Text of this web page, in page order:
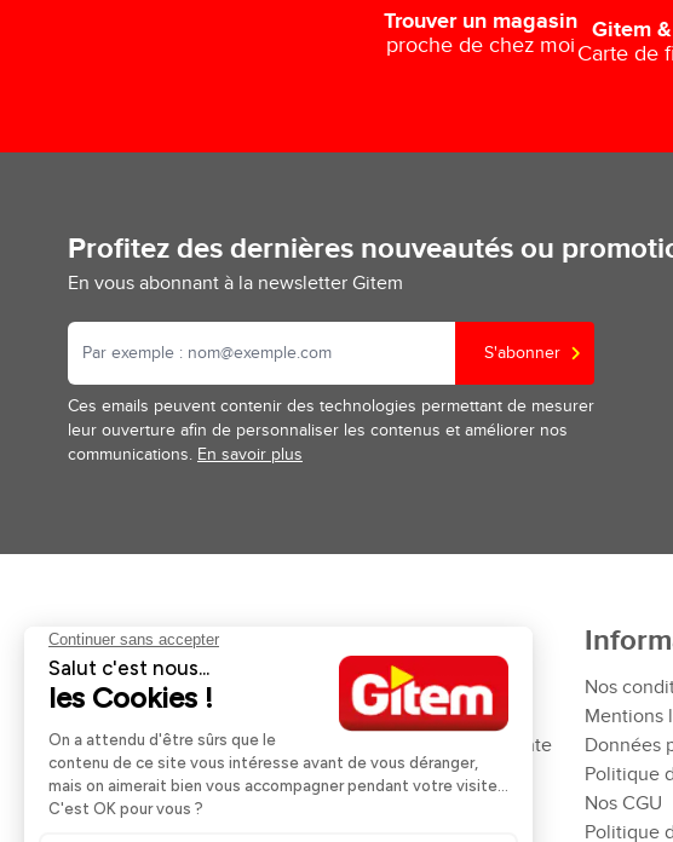
Trouver un magasin
proche de chez moi
Gitem
Carte de
Profitez des dernières nouveautés ou
En vous abonnant à la newsletter Gitem
S'abonner
Ces emails peuvent contenir des technologies permettant de mesurer
leur ouverture afin de personnaliser les contenus et améliorer nos
communications. En savoir plus
Aides et informations
Retour et remboursement
Nos guides d'achat
Livraison et retrait
Rappels Produits
Pose et services
Financement
Service Après Vente
Nos
Mentions
Données
Politique
Nos CGU
Politique